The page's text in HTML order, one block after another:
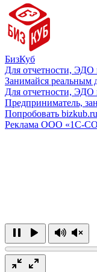
БизКуб
Для отчетности,
Занимайся реальным
Для отчетности,
Предприниматель,
Попробовать bizkub.ru
Реклама ООО «1С-